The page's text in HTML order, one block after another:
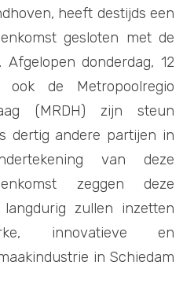
heeft destijds een
gesloten met de
Afgelopen donderdag, 12
de Metropoolregio
(MRDH) zijn steun
dertig andere partijen in
van deze
zeggen deze
zullen inzetten
innovatieve en
in Schiedam